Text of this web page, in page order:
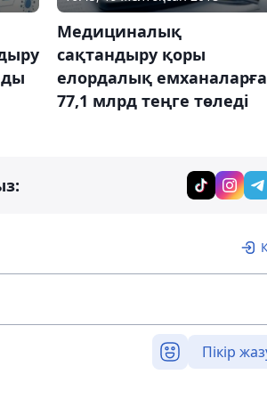
Медициналық
сақтандыру қоры
елордалық емханаларға
77,1 млрд теңге төледі
Пікір